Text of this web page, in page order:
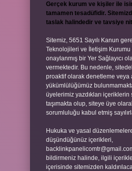
Gerçek kurum ve kişiler ile
tamamen tesadüfidir.
taslak halindedir ve tavsiye
Sitemiz, 5651 Sayılı Kanun
Teknolojileri ve İletişim Kurumu
onaylanmış bir Yer Sağlayıcı
vermektedir. Bu nedenle,
proaktif olarak denetleme veya
yükümlülüğümüz
üyelerimiz yazdıkları
taşımakta olup, siteye üye
sorumluluğu kabul etmiş
Hukuka ve yasal
düşündüğünüz içerikleri,
bildirmeniz halinde, ilgili
içerisinde sitemizden